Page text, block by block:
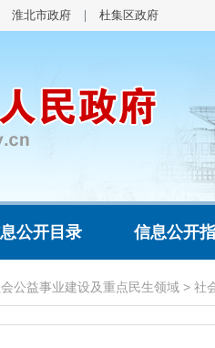
淮北市政府 杜集区政府
公开目录 信息公开
公益事业建设及重点民生领域 > 社